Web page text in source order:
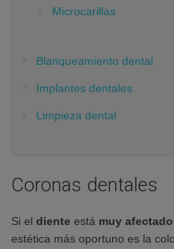
Microcarillas
Blanqueamiento dental
Implantes dentales
Limpieza dental
Coronas dentales
Si el diente está muy afectado
estética más oportuno es la